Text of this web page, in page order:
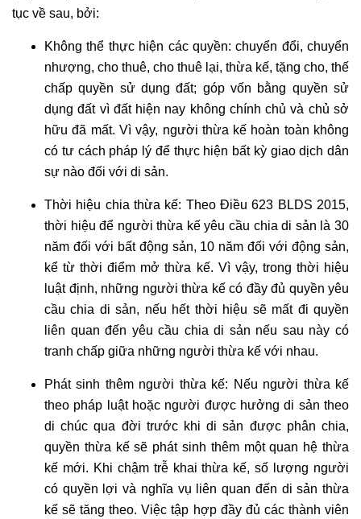
bộ
chuyển
dụng
tục về sau, bởi:
Không thể thực hiện các quyền: chuyển đổi, chuyển
nhượng, cho thuê, cho thuê lại, thừa kế, tặng cho, thế
chấp quyền sử dụng đất; góp vốn bằng quyền sử
dụng đất vì đất hiện nay không chính chủ và chủ sở
hữu đã mất. Vì vậy, người thừa kế hoàn toàn không
có tư cách pháp lý để thực hiện bất kỳ giao dịch dân
sự nào đối với di sản.
Thời hiệu chia thừa kế: Theo Điều 623 BLDS 2015,
thời hiệu để người thừa kế yêu cầu chia di sản là 30
năm đối với bất động sản, 10 năm đối với động sản,
kể từ thời điểm mở thừa kế. Vì vậy, trong thời hiệu
luật định, những người thừa kế có đầy đủ quyền yêu
cầu chia di sản, nếu hết thời hiệu sẽ mất đi quyền
liên quan đến yêu cầu chia di sản nếu sau này có
tranh chấp giữa những người thừa kế với nhau.
Phát sinh thêm người thừa kế: Nếu người thừa kế
theo pháp luật hoặc người được hưởng di sản theo
di chúc qua đời trước khi di sản được phân chia,
quyền thừa kế sẽ phát sinh thêm một quan hệ thừa
kế mới. Khi chậm trễ khai thừa kế, số lượng người
có quyền lợi và nghĩa vụ liên quan đến di sản thừa
kế sẽ tăng theo. Việc tập hợp đầy đủ các thành viên